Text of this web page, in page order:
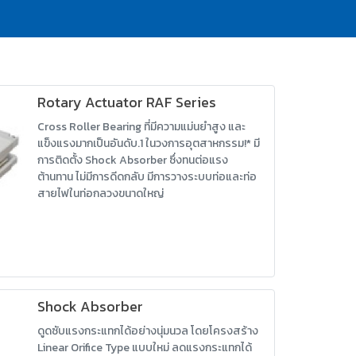
Rotary Actuator RAF Series
Cross Roller Bearing ที่มีความแม่นยำสูง และ
แข็งแรงมากเป็นอันดับ.1 ในวงการอุตสาหกรรม!* มี
การติดตั้ง Shock Absorber ซึ่งทนต่อแรง
ต้านทาน ไม่มีการดีดกลับ มีการวางระบบท่อและท่อ
สายไฟในท่อกลวงขนาดใหญ่
Shock Absorber
ดูดซับแรงกระแทกได้อย่างนุ่มนวล โดยโครงสร้าง
Linear Orifice Type แบบใหม่ ลดแรงกระแทกได้